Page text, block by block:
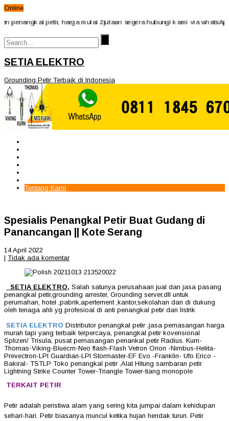
Online
petir, harga mulai 2jutaan segera hubungi kami via whatsApp
SETIA ELEKTRO
Grounding Petir Terbaik di Indonesia
Tentang Kami
Spesialis Penangkal Petir Buat Gudang di
Panancangan || Kote Serang
14 April 2022
| Tidak ada komentar
SETIA ELEKTRO, Salah satunya perusahaan jual dan jasa pasang
penangkal petir,grounding arrester, Grounding server,dll untuk
perumahan, hotel ,pabrik,apertement ,kantor,sekolahan dan di dukung
oleh tenaga ahli yg profesioal di anti penangkal petir dan listrik
SETIA ELEKTRO Distributor penangkal petir ,jasa pemasangan harga
murah tapi yang terbaik terpercaya, penangkal petir kovensional
Splizen/ Trisula, pusat pemasangan penankal petir Radius. Kurn-
Thomas-Viking-Bluecrn-Neo flash-Flash Vetron Orion -Nimbus-Helita-
Prevectron-LPI Guardian-LPI Stormaster-EF Evo -Franklin- Ufo Erico -
Bakiral- TSTLP Toko penangkal petir ,Alat Hitung sambaran petir
Lightning Strike Counter Tower-Triangle Tower-tiang monopole
TERKAIT PETIR
Petir adalah peristiwa alam yang sering kita jumpai dalam kehidupan
sehari-hari. Petir biasanya muncul ketika hujan hendak turun. Petir